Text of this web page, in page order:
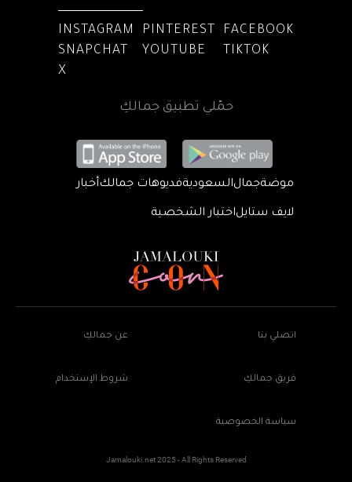
INSTAGRAM PINTEREST
FACEBOOK
SNAPCHAT
YOUTUBE
TIKTOK
X
حمّلي تطبيق جمالكِ
موضةجمالالسعوديةفديوهات جمالكأخبار
لايف ستايلاختبار الشخصية
اتصلي بنا عن جمالكِ
فريق جمالكِ شروط الإستخدام
سياسة الخصوصية
Jamalouki.net 2025 - All Rights Reserved